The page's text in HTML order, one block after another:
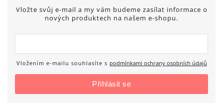
Vložte svůj e-mail a my vám budeme zasílat informace o
nových produktech na našem e-shopu.
Vložením e-mailu souhlasíte s podmínkami ochrany osobních údajů
Přihlásit se